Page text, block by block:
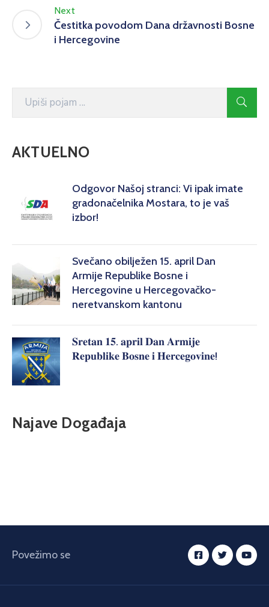
Next
Čestitka povodom Dana državnosti Bosne
i Hercegovine
AKTUELNO
Odgovor Našoj stranci: Vi ipak imate
gradonačelnika Mostara, to je vaš
izbor!
Svečano obilježen 15. april Dan
Armije Republike Bosne i
Hercegovine u Hercegovačko-
neretvanskom kantonu
𝐒𝐫𝐞𝐭𝐚𝐧 𝟏𝟓. 𝐚𝐩𝐫𝐢𝐥 𝐃𝐚𝐧 𝐀𝐫𝐦𝐢𝐣𝐞
𝐑𝐞𝐩𝐮𝐛𝐥𝐢𝐤𝐞 𝐁𝐨𝐬𝐧𝐞 𝐢 𝐇𝐞𝐫𝐜𝐞𝐠𝐨𝐯𝐢𝐧𝐞!
Najave Događaja
Povežimo se